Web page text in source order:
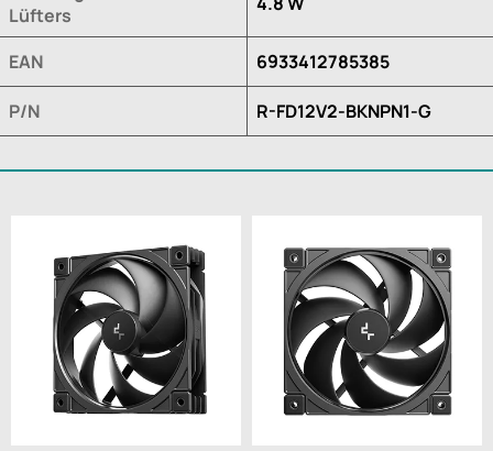
Lüfters
EAN 6933412785385
P/N R-FD12V2-BKNPN1-G